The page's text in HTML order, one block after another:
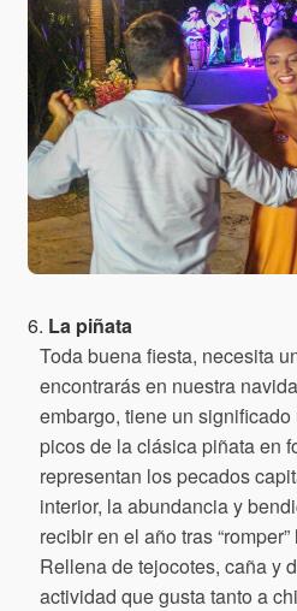
6. La piñata
Toda buena fiesta, necesita
encontrarás en nuestra
embargo, tiene un
picos de la clásica piñata en
representan los pecados
interior, la abundancia y
recibir en el año tras
Rellena de tejocotes, caña y
actividad que gusta tanto a